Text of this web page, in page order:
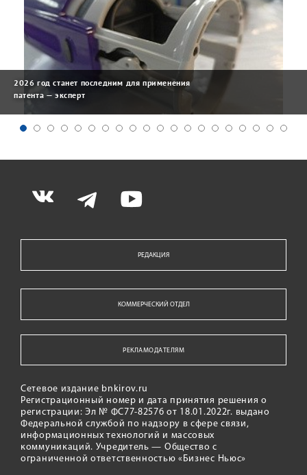
2026 год станет последним для применения
патента — эксперт
РЕДАКЦИЯ
КОММЕРЧЕСКИЙ ОТДЕЛ
РЕКЛАМОДАТЕЛЯМ
Сетевое издание bnkirov.ru
Регистрационный номер и дата принятия решения о
регистрации: Эл № ФС77-82576 от 18.01.2022г. выдано
Федеральной службой по надзору в сфере связи,
информационных технологий и массовых
коммуникаций. Учредитель — Общество с
ограниченной ответственностью «Бизнес Ньюс»